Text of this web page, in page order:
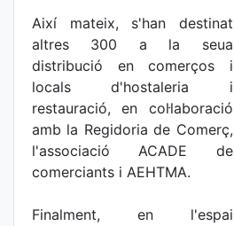
Així mateix, s'han destinat
altres 300 a la seua
distribució en comerços i
locals d'hostaleria i
restauració, en col·laboració
amb la Regidoria de Comerç,
l'associació ACADE de
comerciants i AEHTMA.
Finalment, en l'espai